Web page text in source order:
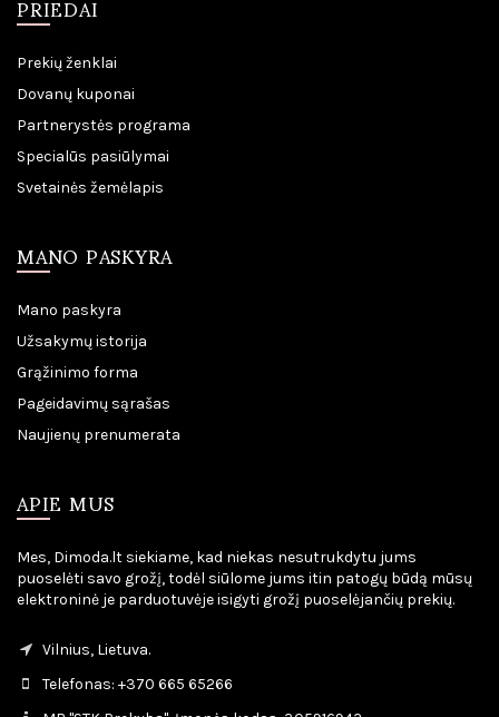
Prekių ženklai
Dovanų kuponai
Partnerystės programa
Specialūs pasiūlymai
Svetainės žemėlapis
MANO PASKYRA
Mano paskyra
Užsakymų istorija
Grąžinimo forma
Pageidavimų sąrašas
Naujienų prenumerata
APIE MUS
Mes, Dimoda.lt siekiame, kad niekas nesutrukdytu jums
puoselėti savo grožį, todėl siūlome jums itin patogų būdą mūsų
elektroninė je parduotuvėje isigyti grožį puoselėjančių prekių.
Vilnius, Lietuva.
Telefonas: +370 665 65266